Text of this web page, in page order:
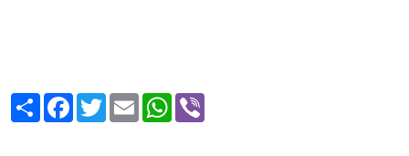
ShareFacebook
TwitterEmailWhatsApp